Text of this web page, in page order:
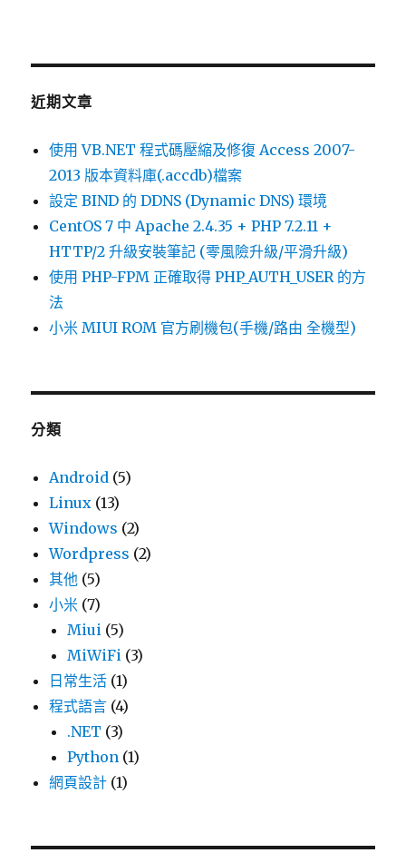
近期文章
使用 VB.NET 程式碼壓縮及修復 Access 2007-
2013 版本資料庫(.accdb)檔案
設定 BIND 的 DDNS (Dynamic DNS) 環境
CentOS 7 中 Apache 2.4.35 + PHP 7.2.11 +
HTTP/2 升級安裝筆記 (零風險升級/平滑升級)
使用 PHP-FPM 正確取得 PHP_AUTH_USER 的方
法
小米 MIUI ROM 官方刷機包(手機/路由 全機型)
分類
Android (5)
Linux (13)
Windows (2)
Wordpress (2)
其他 (5)
小米 (7)
Miui (5)
MiWiFi (3)
日常生活 (1)
程式語言 (4)
.NET (3)
Python (1)
網頁設計 (1)